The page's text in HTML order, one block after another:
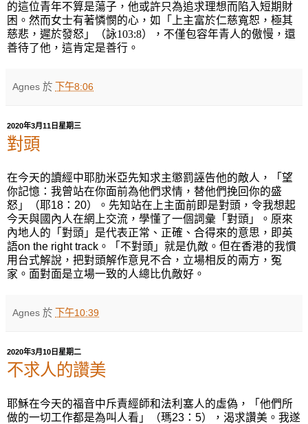
的這位青年不算是蕩子，他或許只為追求理想而陷入短期財
困。然而女士有著憐憫的心，如
「上主富於仁慈寬恕，極其
慈悲，遲於發怒」（詠103:8）， 不僅包容年青人的傲慢，還
善待了他，這肯定是善行。
Agnes 於 下午8:06
2020年3月11日星期三
對頭
在今天的讀經中耶肋米亞先知求主懲罰誣告他的敵人，「望
你記憶：我曾站在你面前為他們求情，替他們挽回你的盛
怒」（耶18 ： 20）。先知站在上主面前即是對頭，令我想起
今天與國內人在網上交流，學懂了一個詞彙「對頭」。原來
內地人的「對頭」是代表正常、正確、合得來的意思 ， 即英
語on the right track 。「不對頭」 就是仇敵。 但在香港的我慣
用台式解說，把對頭解作意見不合，立場相反的兩方， 冤
家。 面對面是立場一致的人總比仇敵好。
Agnes 於 下午10:39
2020年3月10日星期二
不求人的讚美
耶穌在今天的福音中斥責經師和法利塞人的虛偽，「他們所
做的一切工作都是為叫人看」
（瑪23 ： 5）
，渴求讚美。我遂